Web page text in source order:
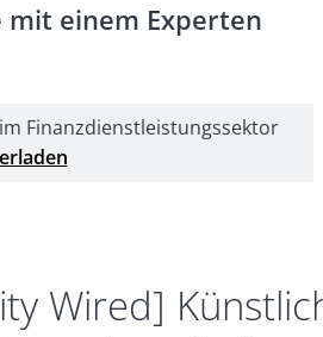
mit einem Experten
Finanzdienstleistungssektor
Wired]